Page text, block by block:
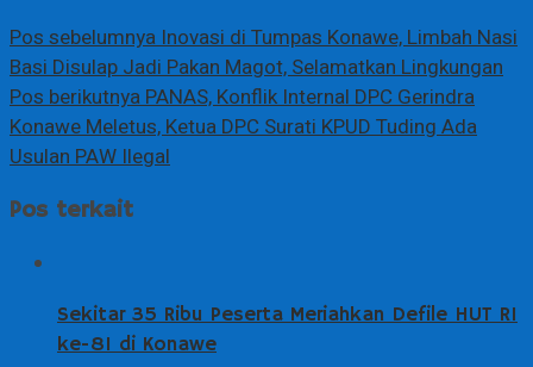
Pos sebelumnyaInovasi di Tumpas Konawe, Limbah Nasi
Basi Disulap Jadi Pakan Magot, Selamatkan Lingkungan
Pos berikutnyaPANAS, Konflik Internal DPC Gerindra
Konawe Meletus, Ketua DPC Surati KPUD Tuding Ada
Usulan PAW Ilegal
Pos terkait
Sekitar 35 Ribu Peserta Meriahkan Defile HUT RI
ke-81 di Konawe